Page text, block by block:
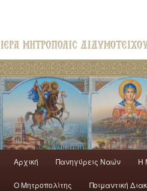
Αρχική Πανηγύρεις Ναών H
Ο Mητροπολίτης Ποιμαντική